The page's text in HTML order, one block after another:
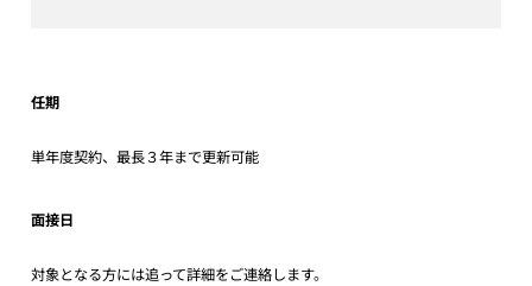
任期
単年度契約、最長３年まで更新可能
面接日
対象となる方には追って詳細をご連絡します。